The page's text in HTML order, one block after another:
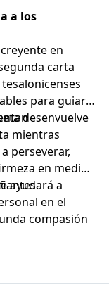
a los
en
carta
para guiar a
desenvuelve
mientras
perseverar,
en medio
ayudará a
en el
compasión